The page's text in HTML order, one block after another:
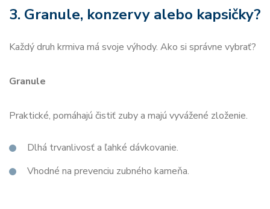
3. Granule, konzervy alebo kapsičky?
Každý druh krmiva má svoje výhody. Ako si správne vybrať?
Granule
Praktické, pomáhajú čistiť zuby a majú vyvážené zloženie.
Dlhá trvanlivosť a ľahké dávkovanie.
Vhodné na prevenciu zubného kameňa.